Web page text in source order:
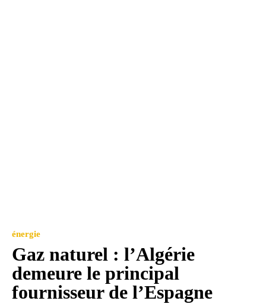
énergie
Gaz naturel : l’Algérie
demeure le principal
fournisseur de l’Espagne